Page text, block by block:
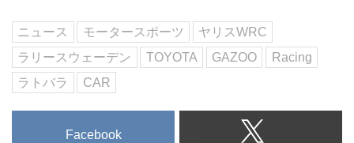
ニュース モータースポーツ
ヤリスWRC
ラリースウェーデン
TOYOTA GAZOO
Racing
ラトバラ
CAR
Facebook